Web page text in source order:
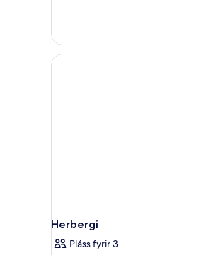
Villa,
Private
Pool,
Herbergi
Pláss fyrir 3